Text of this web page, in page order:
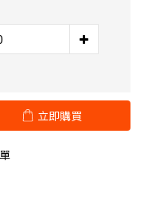
立即購買